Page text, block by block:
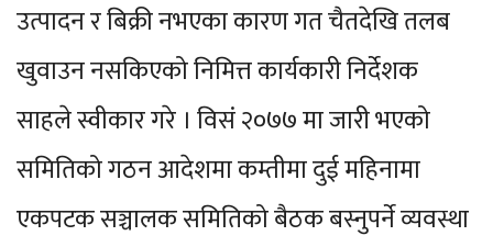
उत्पादन र बिक्री नभएका कारण गत चैतदेखि तलब
खुवाउन नसकिएको निमित्त कार्यकारी निर्देशक
साहले स्वीकार गरे । विसं २०७७ मा जारी भएको
समितिको गठन आदेशमा कम्तीमा दुई महिनामा
एकपटक सञ्चालक समितिको बैठक बस्नुपर्ने व्यवस्था